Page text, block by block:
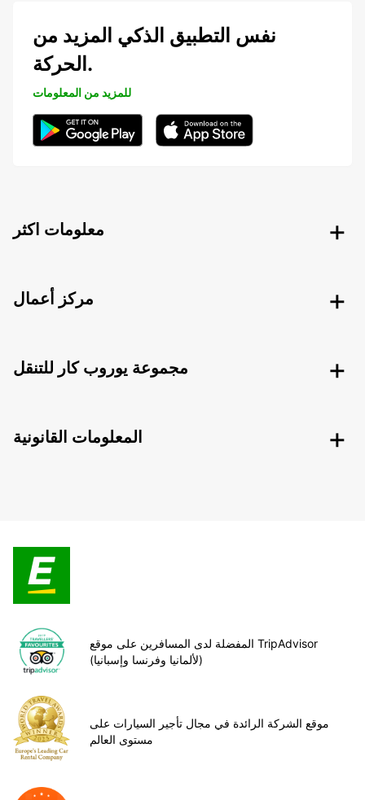
نفس التطبيق الذكي المزيد من
الحركة.
للمزيد من المعلومات
معلومات اكثر
مركز أعمال
مجموعة يوروب كار للتنقل
المعلومات القانونية
المفضلة لدى المسافرين على موقع TripAdvisor
(لألمانيا وفرنسا وإسبانيا)
موقع الشركة الرائدة في مجال تأجير السيارات على
مستوى العالم